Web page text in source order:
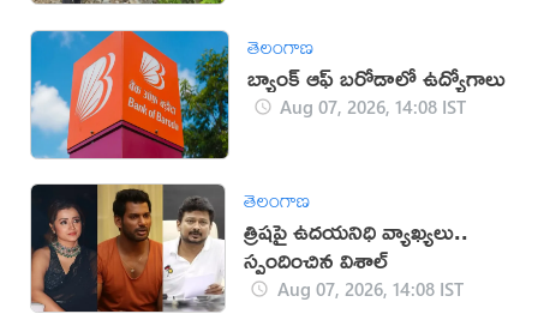
తెలంగాణ
బ్యాంక్ ఆఫ్ బరోడాలో ఉద్యోగాలు
Aug 07, 2026, 14:08 IST
తెలంగాణ
త్రిషపై ఉదయనిధి వ్యాఖ్యలు..
స్పందించిన విశాల్
Aug 07, 2026, 14:08 IST